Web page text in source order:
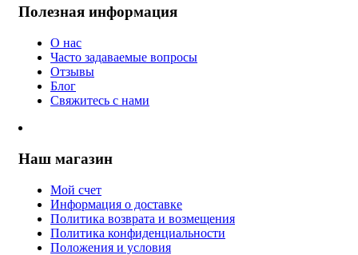
Полезная информация
О нас
Часто задаваемые вопросы
Отзывы
Блог
Свяжитесь с нами
Наш магазин
Мой счет
Информация о доставке
Политика возврата и возмещения
Политика конфиденциальности
Положения и условия